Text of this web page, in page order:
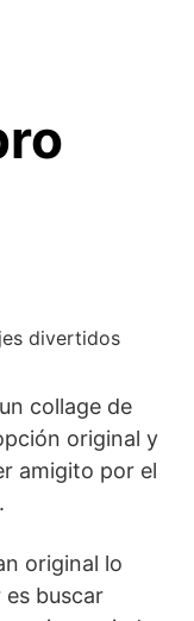
collage de
original y
amigito por el
original lo
buscar